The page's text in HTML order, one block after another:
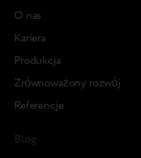
О nas
Kariera
Produkcja
Zrównoważony rozwój
Referencje
Blog